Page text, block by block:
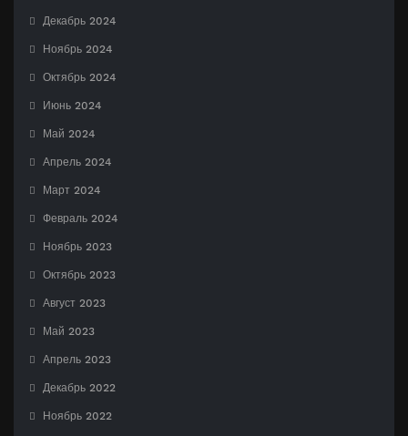
Декабрь 2024
Ноябрь 2024
Октябрь 2024
Июнь 2024
Май 2024
Апрель 2024
Март 2024
Февраль 2024
Ноябрь 2023
Октябрь 2023
Август 2023
Май 2023
Апрель 2023
Декабрь 2022
Ноябрь 2022